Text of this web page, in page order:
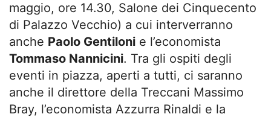
maggio, ore 14.30, Salone dei Cinquecento
di Palazzo Vecchio) a cui interverranno
anche Paolo Gentiloni e l’economista
Tommaso Nannicini. Tra gli ospiti degli
eventi in piazza, aperti a tutti, ci saranno
anche il direttore della Treccani Massimo
Bray, l’economista Azzurra Rinaldi e la